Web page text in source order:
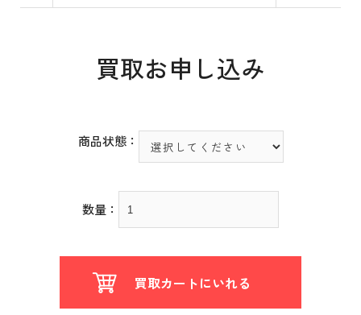
買取お申し込み
商品状態：
数量：
買取カートにいれる